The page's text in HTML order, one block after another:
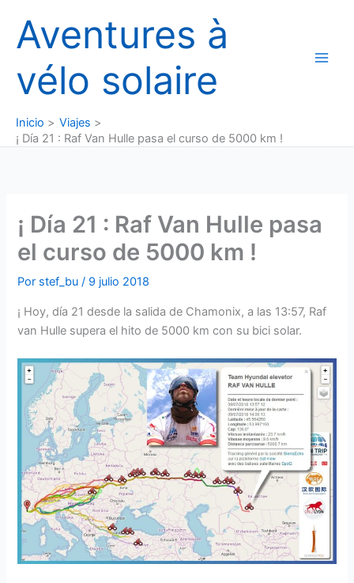
contenido
Aventures à
vélo solaire
Inicio
Viajes
¡ Día 21 : Raf Van Hulle pasa el curso de 5000 km !
¡ Día 21 : Raf Van Hulle pasa
el curso de 5000 km !
Por stef_bu/ 9 julio 2018
¡ Hoy, día 21 desde la salida de Chamonix, a las 13:57, Raf
van Hulle supera el hito de 5000 km con su bici solar.